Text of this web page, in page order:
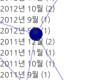
2012년 10월 (2)
2012년 9월 (1)
2012년 5월 (1)
2011년 12월 (2)
2011년 11월 (1)
2011년 10월 (1)
2011년 9월 (1) 게시물 1개